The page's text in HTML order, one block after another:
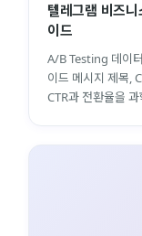
텔레그램 비즈
이드
A/B Testing 데이
이드 메시지 제목,
CTR과 전환율을